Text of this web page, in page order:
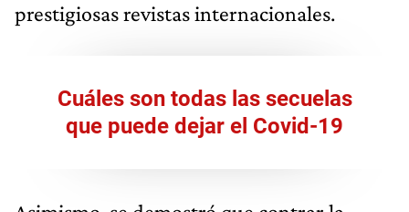
prestigiosas revistas internacionales.
Cuáles son todas las secuelas
que puede dejar el Covid-19